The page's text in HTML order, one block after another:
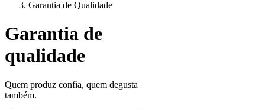
Garantia de Qualidade
Garantia de
qualidade
Quem produz confia, quem degusta
também.